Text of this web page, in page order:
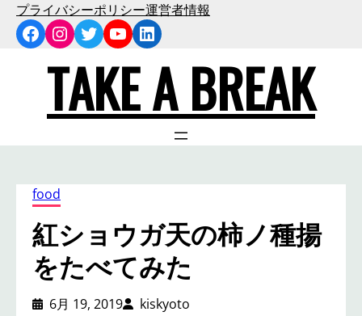
プライバシーポリシー運営者情報
Facebook
Instagram
Twitter
YouTube
LinkedIn
TAKE A BREAK
food
紅ショウガ天の柿ノ種揚
をたべてみた
6月 19, 2019 kiskyoto